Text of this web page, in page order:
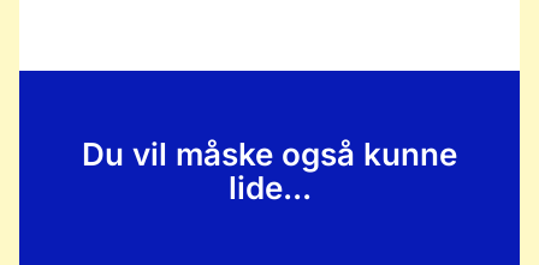
Du vil måske også kunne
lide...